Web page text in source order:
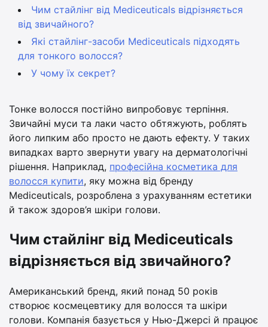
Чим стайлінг від Mediceuticals відрізняється
від звичайного?
Які стайлінг-засоби Mediceuticals підходять
для тонкого волосся?
У чому їх секрет?
Тонке волосся постійно випробовує терпіння.
Звичайні муси та лаки часто обтяжують, роблять
його липким або просто не дають ефекту. У таких
випадках варто звернути увагу на дерматологічні
рішення. Наприклад, професійна косметика для
волосся купити, яку можна від бренду
Mediceuticals, розроблена з урахуванням естетики
й також здоров’я шкіри голови.
Чим стайлінг від Mediceuticals
відрізняється від звичайного?
Американський бренд, який понад 50 років
створює космецевтику для волосся та шкіри
голови. Компанія базується у Нью-Джерсі й працює